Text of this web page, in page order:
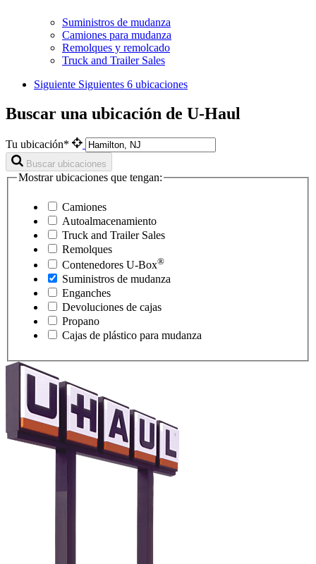
Suministros de mudanza
Camiones para mudanza
Remolques y remolcado
Truck and Trailer Sales
Siguiente Siguientes 6 ubicaciones
Buscar una ubicación de U-Haul
Tu ubicación*
Buscar ubicaciones
Mostrar ubicaciones que tengan:
Camiones
Autoalmacenamiento
Truck and Trailer Sales
Remolques
Contenedores U-Box®
Suministros de mudanza
Enganches
Devoluciones de cajas
Propano
Cajas de plástico para mudanza